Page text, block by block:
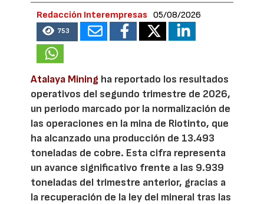
Redacción Interempresas 05/08/2026
753
Atalaya Mining ha reportado los resultados
operativos del segundo trimestre de 2026,
un periodo marcado por la normalización de
las operaciones en la mina de Riotinto, que
ha alcanzado una producción de 13.493
toneladas de cobre. Esta cifra representa
un avance significativo frente a las 9.939
toneladas del trimestre anterior, gracias a
la recuperación de la ley del mineral tras las